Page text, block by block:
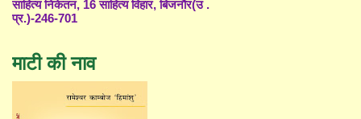
साहित्य निकेतन, 16 साहित्य विहार, बिजनौर(उ .
प्र.)-246-701
माटी की नाव